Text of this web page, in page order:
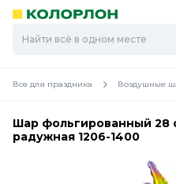
Ск
Ск
Все для праздника Воздушные
Шар фольгированный 28
радужная 1206-1400